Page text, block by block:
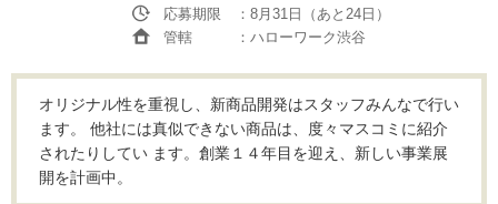
応募期限
：8月31日（あと24日）
管轄
：ハローワーク渋谷
オリジナル性を重視し、新商品開発はスタッフみんなで行い
ます。 他社には真似できない商品は、度々マスコミに紹介
されたりしてい ます。創業１４年目を迎え、新しい事業展
開を計画中。